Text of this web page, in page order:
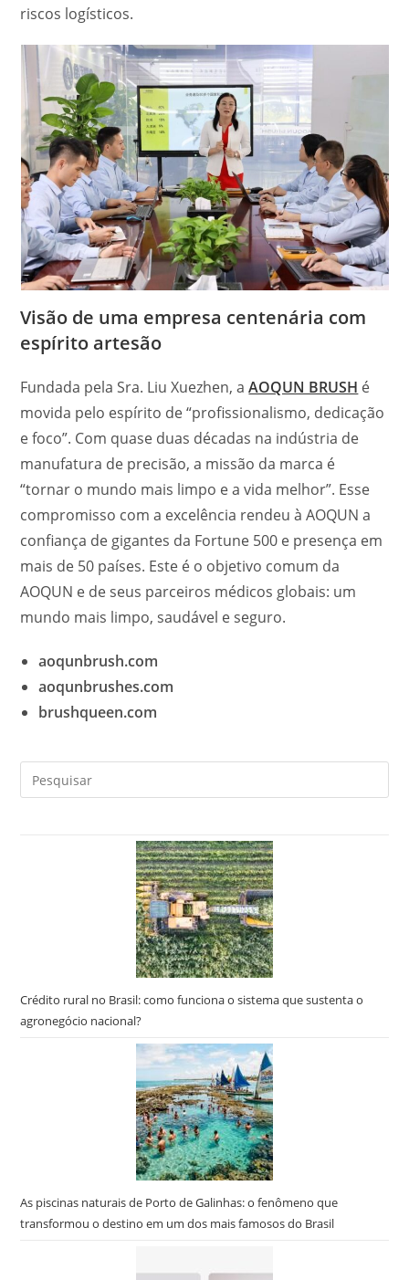
riscos logísticos.
Visão de uma empresa centenária com
espírito artesão
Fundada pela Sra. Liu Xuezhen, aAOQUN BRUSH é
movida pelo espírito de “profissionalismo, dedicação
e foco”. Com quase duas décadas na indústria de
manufatura de precisão, a missão da marca é
“tornar o mundo mais limpo e a vida melhor”. Esse
compromisso com a excelência rendeu à AOQUN a
confiança de gigantes da Fortune 500 e presença em
mais de 50 países. Este é o objetivo comum da
AOQUN e de seus parceiros médicos globais: um
mundo mais limpo, saudável e seguro.
aoqunbrush.com
aoqunbrushes.com
brushqueen.com
a
Crédito rural no Brasil: como funciona o sistema que sustenta o
agronegócio nacional?
As piscinas naturais de Porto de Galinhas: o fenômeno que
transformou o destino em um dos mais famosos do Brasil